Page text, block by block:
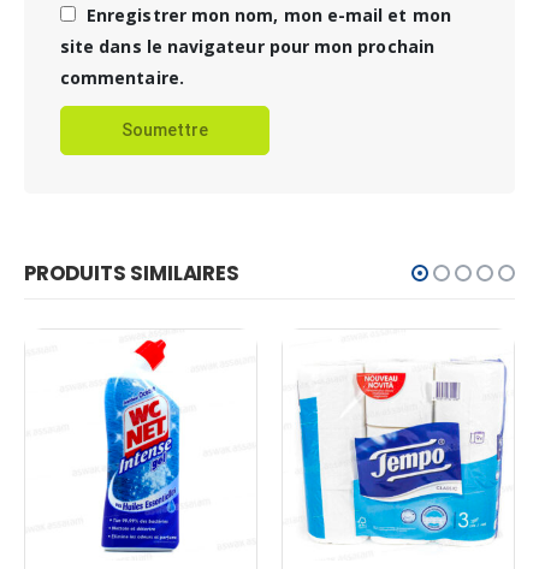
Enregistrer mon nom, mon e-mail et mon
site dans le navigateur pour mon prochain
commentaire.
PRODUITS SIMILAIRES